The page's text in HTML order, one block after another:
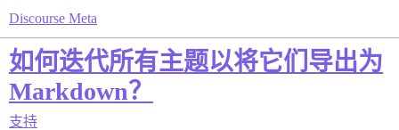
Discourse Meta
如何迭代所有主题以将它们导出为
Markdown？
支持